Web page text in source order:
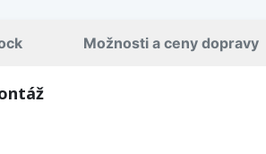
Možnosti a ceny dopravy